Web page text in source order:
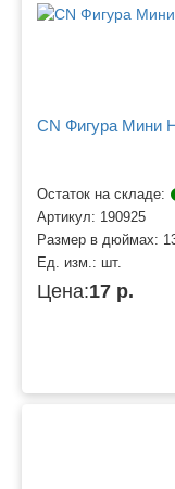
CN Фигура Мини
Остаток на складе:
Артикул: 190925
Размер в дюймах:
Ед. изм.: шт.
Цена:17 р.